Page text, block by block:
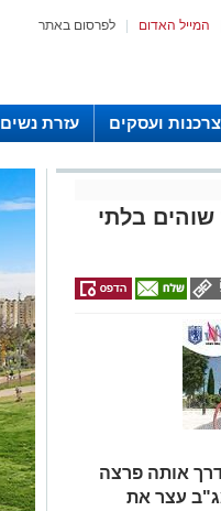
לפרסום באתר המייל האדום
צרכנות ועסקים עזרת נשים
בלתי
אותה פרצה
עצר את